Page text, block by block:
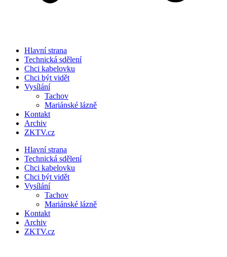
Hlavní strana
Technická sdělení
Chci kabelovku
Chci být vidět
Vysílání
Tachov
Mariánské lázně
Kontakt
Archiv
ZKTV.cz
Hlavní strana
Technická sdělení
Chci kabelovku
Chci být vidět
Vysílání
Tachov
Mariánské lázně
Kontakt
Archiv
ZKTV.cz